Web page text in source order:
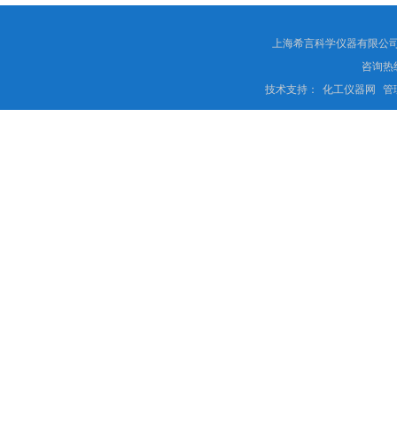
上海希言科学仪器有限公
咨询热
技术支持：
化工仪器网 管